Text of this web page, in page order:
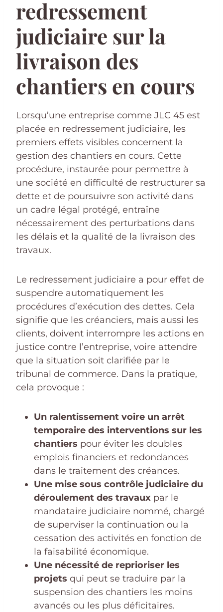
redressement
judiciaire sur la
livraison des
chantiers en cours
Lorsqu’une entreprise comme JLC 45 est
placée en redressement judiciaire, les
premiers effets visibles concernent la
gestion des chantiers en cours. Cette
procédure, instaurée pour permettre à
une société en difficulté de restructurer sa
dette et de poursuivre son activité dans
un cadre légal protégé, entraîne
nécessairement des perturbations dans
les délais et la qualité de la livraison des
travaux.
Le redressement judiciaire a pour effet de
suspendre automatiquement les
procédures d’exécution des dettes. Cela
signifie que les créanciers, mais aussi les
clients, doivent interrompre les actions en
justice contre l’entreprise, voire attendre
que la situation soit clarifiée par le
tribunal de commerce. Dans la pratique,
cela provoque :
Un ralentissement voire un arrêt
temporaire des interventions sur les
chantiers pour éviter les doubles
emplois financiers et redondances
dans le traitement des créances.
Une mise sous contrôle judiciaire du
déroulement des travaux par le
mandataire judiciaire nommé, chargé
de superviser la continuation ou la
cessation des activités en fonction de
la faisabilité économique.
Une nécessité de reprioriser les
projets qui peut se traduire par la
suspension des chantiers les moins
avancés ou les plus déficitaires.